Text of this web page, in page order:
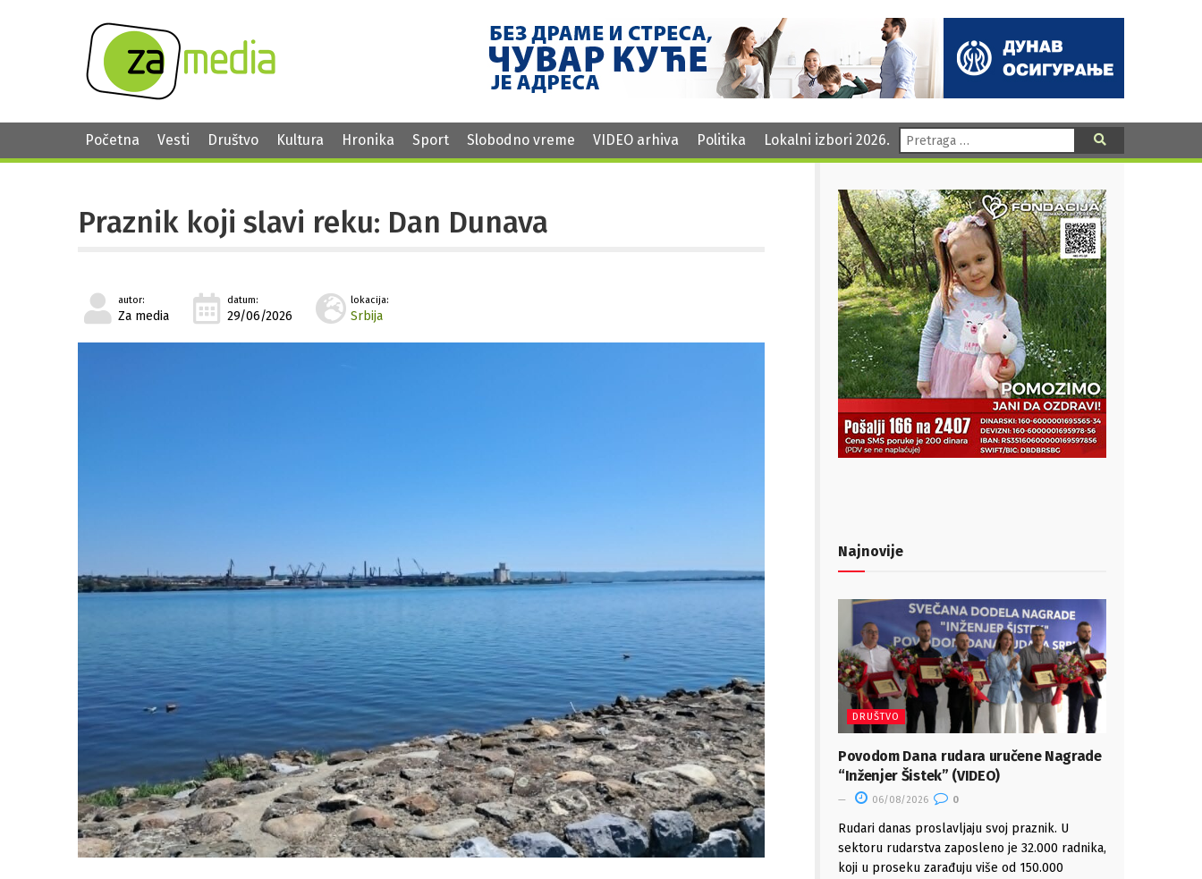
Početna Vesti Društvo Kultura Hronika Sport Slobodno vreme VIDEO arhiva Politika Lokalni izbori 2026. Pretraga:
Praznik koji slavi reku: Dan Dunava
autor:
Za media
datum:
29/06/2026
lokacija:
Srbija
Najnovije
DRUŠTVO
Povodom Dana rudara uručene Nagrade
“Inženjer Šistek” (VIDEO)
06/08/2026 0
Rudari danas proslavljaju svoj praznik. U
sektoru rudarstva zaposleno je 32.000 radnika,
koji u proseku zarađuju više od 150.000